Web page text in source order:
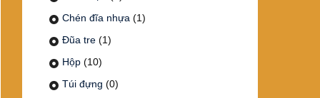
Chén đĩa nhựa (1)
Đũa tre (1)
Hộp (10)
Túi đựng (0)